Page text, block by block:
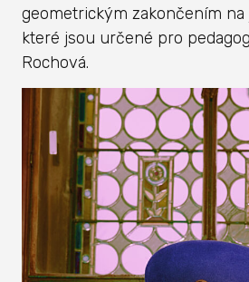
geometrickým zakončením na
které jsou určené pro
Rochová.